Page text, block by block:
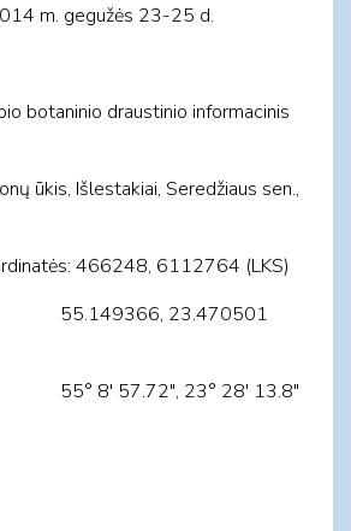
m. gegužės 23-25 d.
botaninio draustinio informacinis
ūkis, Išlestakiai, Seredžiaus sen.,
466248, 6112764 (LKS)
23.470501
23° 28′ 13.8″